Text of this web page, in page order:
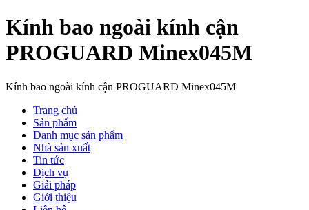
Kính bao ngoài kính cận
PROGUARD Minex045M
Kính bao ngoài kính cận PROGUARD Minex045M
Trang chủ
Sản phẩm
Danh mục sản phẩm
Nhà sản xuất
Tin tức
Dịch vụ
Giải pháp
Giới thiệu